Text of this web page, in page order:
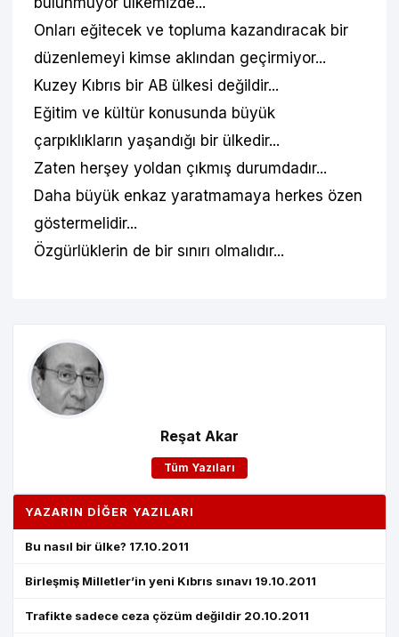
Onları eğitecek ve topluma kazandıracak bir
düzenlemeyi kimse aklından geçirmiyor...
Kuzey Kıbrıs bir AB ülkesi değildir...
Eğitim ve kültür konusunda büyük
çarpıklıkların yaşandığı bir ülkedir...
Zaten herşey yoldan çıkmış durumdadır...
Daha büyük enkaz yaratmamaya herkes özen
göstermelidir...
Özgürlüklerin de bir sınırı olmalıdır...
Reşat Akar
Tüm Yazıları
YAZARIN DIĞER YAZILARI
Bu nasıl bir ülke? 17.10.2011
Birleşmiş Milletler’in yeni Kıbrıs sınavı 19.10.2011
Trafikte sadece ceza çözüm değildir 20.10.2011